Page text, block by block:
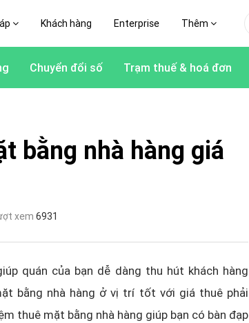
Khách hàng Enterprise Thêm
Chuyển đổi số Trạm thuế & hoá đơn
bằng nhà hàng giá
xem 6931
quán của bạn dễ dàng thu hút khách hàng
bằng nhà hàng ở vị trí tốt với giá thuê phải
thuê mặt bằng nhà hàng giúp bạn có bàn đạp